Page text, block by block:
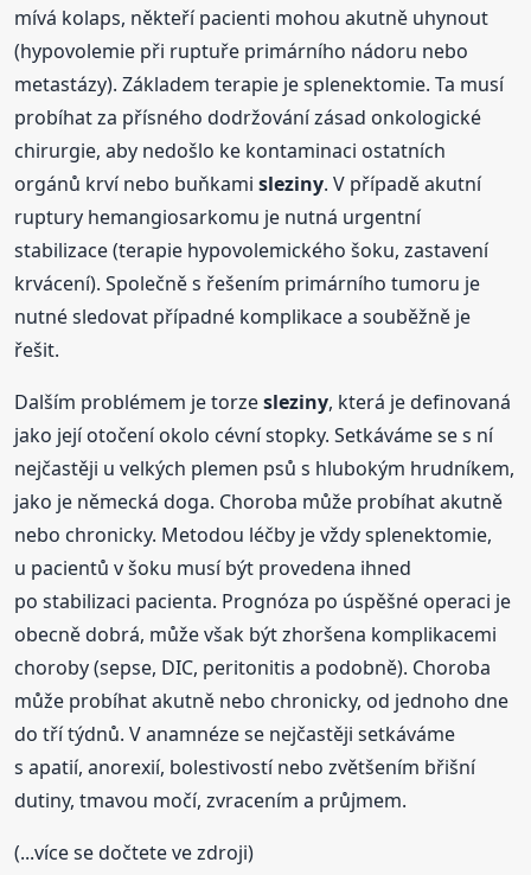
mívá kolaps, někteří pacienti mohou akutně uhynout
(hypovolemie při ruptuře primárního nádoru nebo
metastázy). Základem terapie je splenektomie. Ta musí
probíhat za přísného dodržování zásad onkologické
chirurgie, aby nedošlo ke kontaminaci ostatních
orgánů krví nebo buňkamisleziny. V případě akutní
ruptury hemangiosarkomu je nutná urgentní
stabilizace (terapie hypovolemického šoku, zastavení
krvácení). Společně s řešením primárního tumoru je
nutné sledovat případné komplikace a souběžně je
řešit.
Dalším problémem je torzesleziny, která je definovaná
jako její otočení okolo cévní stopky. Setkáváme se s ní
nejčastěji u velkých plemen psů s hlubokým hrudníkem,
jako je německá doga. Choroba může probíhat akutně
nebo chronicky. Metodou léčby je vždy splenektomie,
u pacientů v šoku musí být provedena ihned
po stabilizaci pacienta. Prognóza po úspěšné operaci je
obecně dobrá, může však být zhoršena komplikacemi
choroby (sepse, DIC, peritonitis a podobně). Choroba
může probíhat akutně nebo chronicky, od jednoho dne
do tří týdnů. V anamnéze se nejčastěji setkáváme
s apatií, anorexií, bolestivostí nebo zvětšením břišní
dutiny, tmavou močí, zvracením a průjmem.
(...více se dočtete ve zdroji)